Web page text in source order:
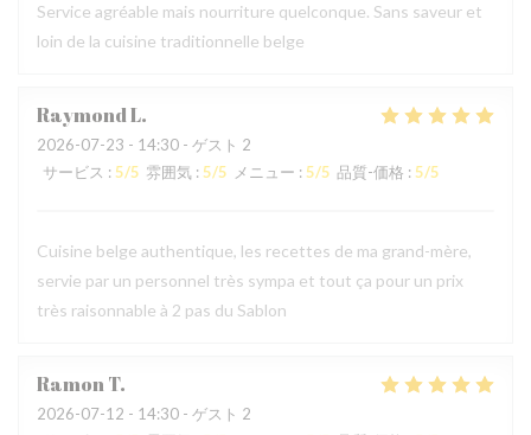
Service agréable mais nourriture quelconque. Sans saveur et
loin de la cuisine traditionnelle belge
RaymondL
2026-07-23 - 14:30 - ゲスト 2
サービス : 5/5 雰囲気 : 5/5 メニュー : 5/5 品質-価格 : 5/5
Cuisine belge authentique, les recettes de ma grand-mère,
servie par un personnel très sympa et tout ça pour un prix
très raisonnable à 2 pas du Sablon
RamonT
2026-07-12 - 14:30 - ゲスト 2